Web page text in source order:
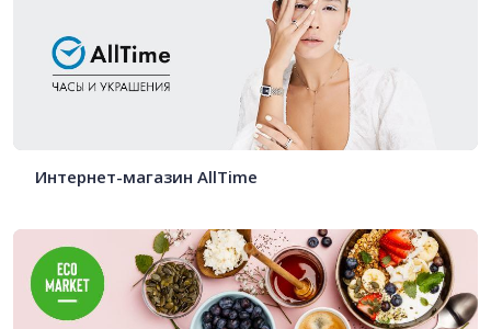
Интернет-магазин AllTime